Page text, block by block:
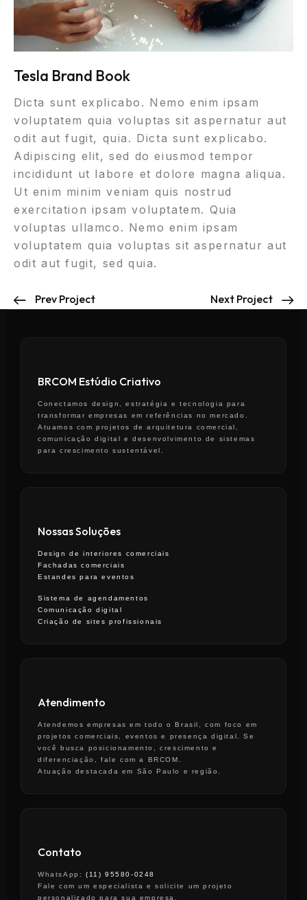
Tesla Brand Book
Dicta sunt explicabo. Nemo enim ipsam
voluptatem quia voluptas sit aspernatur aut
odit aut fugit, quia. Dicta sunt explicabo.
Adipiscing elit, sed do eiusmod tempor
incididunt ut labore et dolore magna aliqua.
Ut enim minim veniam quis nostrud
exercitation ipsam voluptatem. Quia
voluptas ullamco. Nemo enim ipsam
voluptatem quia voluptas sit aspernatur aut
odit aut fugit, sed quia.
Prev Project Next Project
BRCOM Estúdio Criativo
Conectamos design, estratégia e tecnologia para
transformar empresas em referências no mercado.
Atuamos com projetos de arquitetura comercial,
comunicação digital e desenvolvimento de sistemas
para crescimento sustentável.
Nossas Soluções
Design de interiores comerciais
Fachadas comerciais
Estandes para eventos
Sistema de agendamentos
Comunicação digital
Criação de sites profissionais
Atendimento
Atendemos empresas em todo o Brasil, com foco em
projetos comerciais, eventos e presença digital. Se
você busca posicionamento, crescimento e
diferenciação, fale com a BRCOM.
Atuação destacada em São Paulo e região.
Contato
WhatsApp: (11) 95580-0248
Fale com um especialista e solicite um projeto
personalizado para sua empresa.